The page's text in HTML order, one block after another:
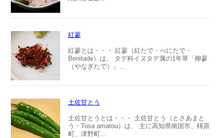
紅蓼
紅蓼とは・・・ 紅蓼（紅たで・べにたで・
Benitade）は、 タデ科イヌタデ属の1年草「柳蓼
（やなぎたで）」...
土佐甘とう
土佐甘とうとは・・・ 土佐甘とう（とさあまと
う・Tosa amatou）は、 主に高知県南国市、梼原
町、津野町...